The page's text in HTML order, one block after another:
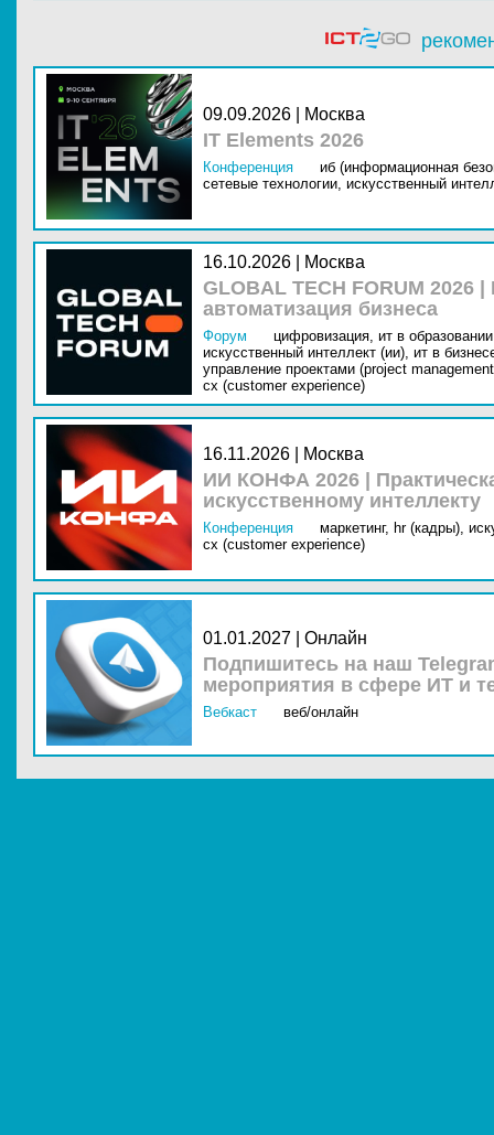
09.09.2026 | Москва
IT Elements 2026
Конференция
иб (информационная
сетевые технологии, искусственный
16.10.2026 | Москва
GLOBAL TECH FORUM
автоматизация бизнеса
Форум цифровизация, ит в
искусственный интеллект (ии), ит в
управление проектами (project
cx (customer experience)
16.11.2026 | Москва
ИИ КОНФА 2026 |
искусственному интеллекту
Конференция маркетинг, hr (кадры),
cx (customer experience)
01.01.2027 | Онлайн
Подпишитесь на наш
мероприятия в сфере ИТ и
Вебкаст веб/онлайн